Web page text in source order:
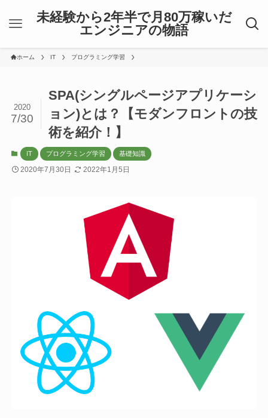
未経験から2年半で月80万稼いだ
エンジニアの物語
ホーム IT プログラミング学習
SPA(シングルページアプリケーシ
ョン)とは？【モダンフロントの技
術を紹介！】
2020
7/30
IT プログラミング学習 基礎知識
2020年7月30日 2022年1月5日